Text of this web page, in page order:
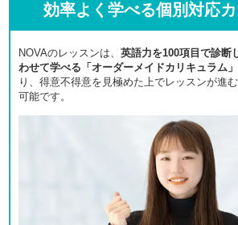
効率よく学べる個別対応
NOVAのレッスンは、 英語力を100項目で診断
わせて学べる「オーダーメイドカリキュラム」
り、得意不得意を見極めた上でレッスンが進
可能です。